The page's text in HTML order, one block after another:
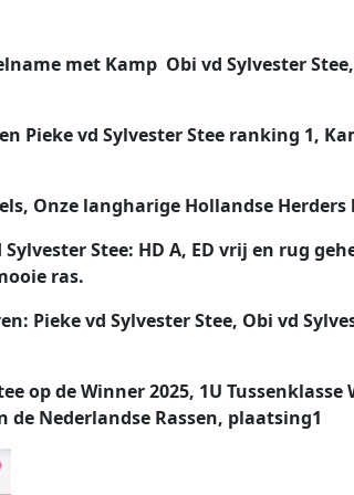
met Kamp Obi vd Sylvester
Pieke vd Sylvester Stee ranking 1,
Onze langharige Hollandse
Stee: HD A, ED vrij en rug
ras.
Pieke vd Sylvester Stee, Obi vd
op de Winner 2025, 1U
de Nederlandse Rassen, plaatsing1